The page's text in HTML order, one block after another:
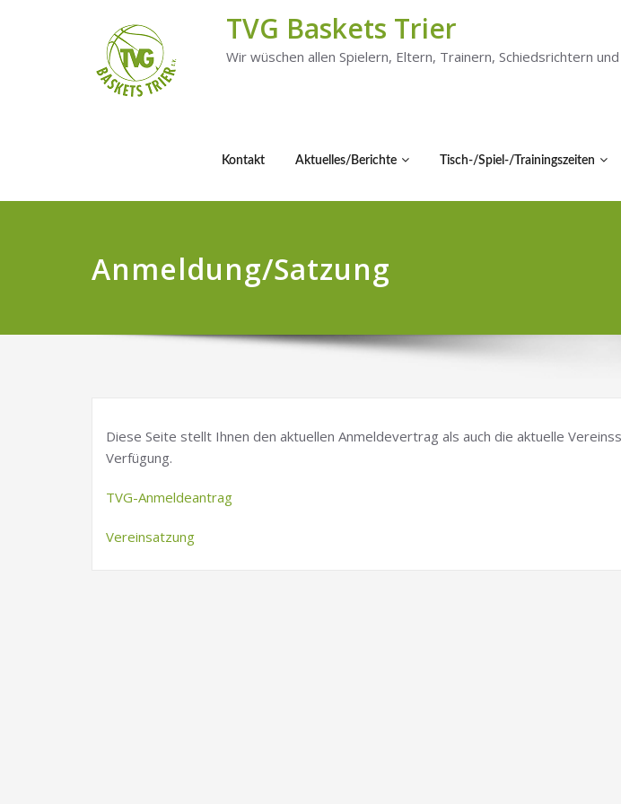
TVG Baskets Trier
Wir wüschen allen Spielern, Eltern, Trainern, Schiedsrichtern
Kontakt Aktuelles/Berichte Tisch-/Spiel-/Trainingszeiten
Anmeldung/Satzung
Diese Seite stellt Ihnen den aktuellen Anmeldevertrag als auch die aktuelle
Verfügung.
TVG-Anmeldeantrag
Vereinsatzung